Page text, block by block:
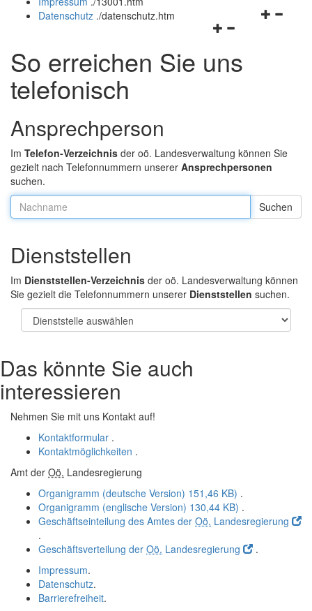
Navigationsmenü
und
schließen
Datenschutz ./datenschutz.htm
So erreichen Sie uns
telefonisch
Ansprechperson
Im Telefon-Verzeichnis der oö. Landesverwaltung können Sie
gezielt nach Telefonnummern unserer Ansprechpersonen
suchen.
Nachname:
Dienststellen
Im Dienststellen-Verzeichnis der oö. Landesverwaltung können
Sie gezielt die Telefonnummern unserer Dienststellen suchen.
Das könnte Sie auch
interessieren
Nehmen Sie mit uns Kontakt auf!
Kontaktformular .
Kontaktmöglichkeiten .
Amt der Oö. Landesregierung
Organigramm (deutsche Version) 151,46 KB) .
Organigramm (englische Version) 130,44 KB) .
Geschäftseinteilung des Amtes der Oö. Landesregierung
.
Geschäftsverteilung der Oö. Landesregierung
.
Impressum.
Datenschutz.
Barrierefreiheit.